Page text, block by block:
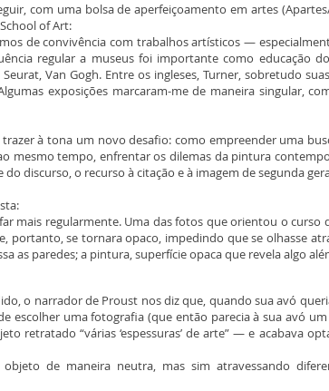
com uma bolsa de aperfeiçoamento em artes
of Art:
de convivência com trabalhos artísticos —
regular a museus foi importante como educação
Van Gogh. Entre os ingleses, Turner, sobretudo
exposições marcaram-me de maneira singular,
à tona um novo desafio: como empreender uma
mesmo tempo, enfrentar os dilemas da pintura
discurso, o recurso à citação e à imagem de segunda
mais regularmente. Uma das fotos que orientou o curso
portanto, se tornara opaco, impedindo que se olhasse
as paredes; a pintura, superfície opaca que revela algo
o narrador de Proust nos diz que, quando sua avó
escolher uma fotografia (que então parecia à sua avó
retratado “várias ‘espessuras’ de arte” — e acabava
de maneira neutra, mas sim atravessando